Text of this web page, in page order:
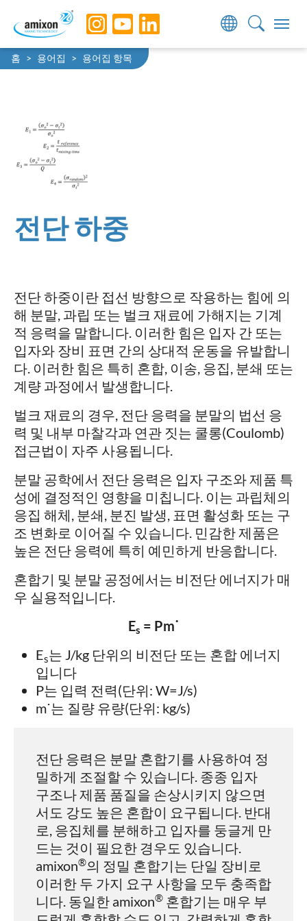
Skip to main navigation
Skip to main content
Skip to page footer
You are here:
홈 용어집 용어집 항목
전단 하중
전단 하중이란 접선 방향으로 작용하는 힘에 의
해 분말, 과립 또는 벌크 재료에 가해지는 기계
적 응력을 말합니다. 이러한 힘은 입자 간 또는
입자와 장비 표면 간의 상대적 운동을 유발합니
다. 이러한 힘은 특히 혼합, 이송, 응집, 분쇄 또는
계량 과정에서 발생합니다.
벌크 재료의 경우, 전단 응력을 분말의 법선 응
력 및 내부 마찰각과 연관 짓는 쿨롱(Coulomb)
접근법이 자주 사용됩니다.
분말 공학에서 전단 응력은 입자 구조와 제품 특
성에 결정적인 영향을 미칩니다. 이는 과립체의
응집 해체, 분쇄, 분진 발생, 표면 활성화 또는 구
조 변화로 이어질 수 있습니다. 민감한 제품은
높은 전단 응력에 특히 예민하게 반응합니다.
혼합기 및 분말 공정에서는 비전단 에너지가 매
우 실용적입니다.
Es = Pm˙
Es는 J/kg 단위의 비전단 또는 혼합 에너지
입니다
P는 입력 전력(단위: W=J/s)
m˙는 질량 유량(단위: kg/s)
전단 응력은 분말 혼합기를 사용하여 정
밀하게 조절할 수 있습니다. 종종 입자
구조나 제품 품질을 손상시키지 않으면
서도 강도 높은 혼합이 요구됩니다. 반대
로, 응집체를 분해하고 입자를 둥글게 만
드는 것이 필요한 경우도 있습니다.
amixon®의 정밀 혼합기는 단일 장비로
이러한 두 가지 요구 사항을 모두 충족합
니다. 동일한 amixon® 혼합기는 매우 부